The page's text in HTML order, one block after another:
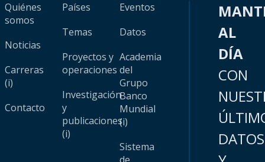
Quiénes
somos
Noticias
Carreras
(i)
Contacto
Países
Temas
Proyectos y
operaciones
Investigación
y
publicaciones
(i)
Eventos
Datos
Academia
del
Grupo
Banco
Mundial
(i)
Sistema
AL
DÍA
CON
DATOS